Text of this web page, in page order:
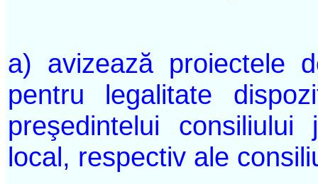
a) avizează proiectele
pentru legalitate
preşedintelui consiliului
local, respectiv ale